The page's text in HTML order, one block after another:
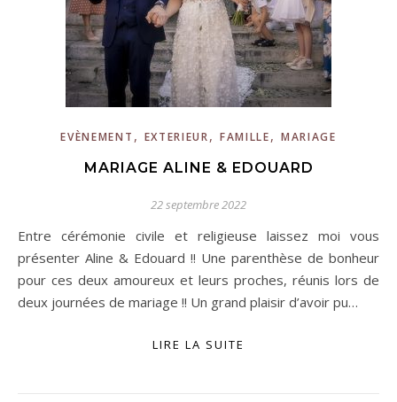
EVÈNEMENT , EXTERIEUR, FAMILLE, MARIAGE
MARIAGE ALINE & EDOUARD
22 septembre 2022
Entre cérémonie civile et religieuse laissez moi vous
présenter Aline & Edouard !! Une parenthèse de bonheur
pour ces deux amoureux et leurs proches, réunis lors de
deux journées de mariage !! Un grand plaisir d’avoir pu…
LIRE LA SUITE